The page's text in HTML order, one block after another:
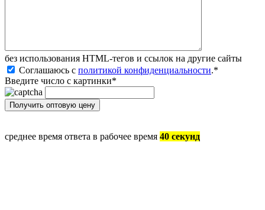
без иcпользования HTML-тегов и ссылок на другие сайты
Соглашаюсь с политикой конфиденциальности.*
Введите число с картинки*
среднее время ответа в рабочее время 40 секунд